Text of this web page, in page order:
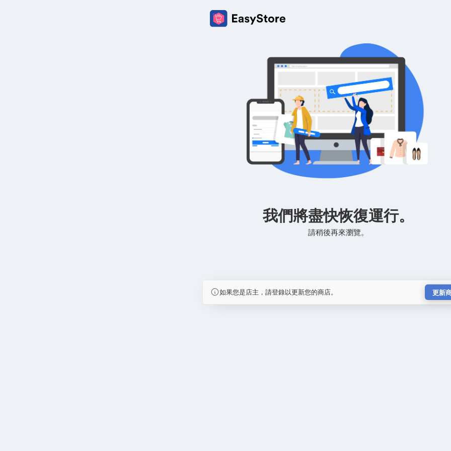
我們將盡快恢復運行。
請稍後再來瀏覽。
如果您是店主，請登錄以更新您的商店。 更新